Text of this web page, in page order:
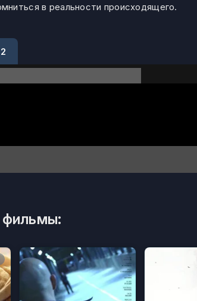
в реальности происходящего.